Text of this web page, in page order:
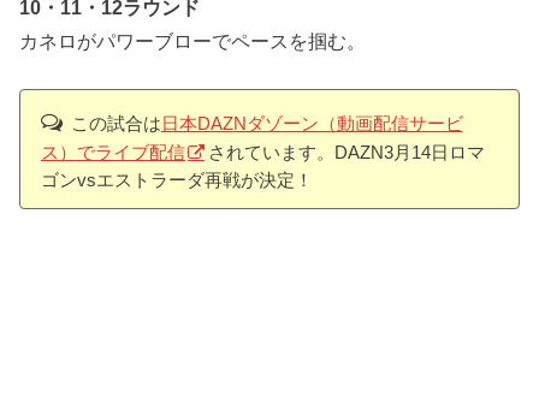
10・11・12ラウンド
カネロがパワーブローでペースを掴む。
この試合は日本DAZNダゾーン（動画配信サービ
ス）でライブ配信
されています。DAZN3月14日ロマ
ゴンvsエストラーダ再戦が決定！